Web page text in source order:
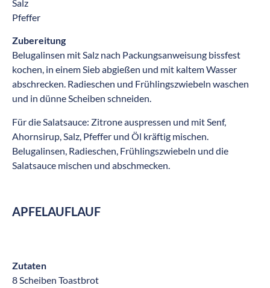
Salz
Pfeffer
Zubereitung
Belugalinsen mit Salz nach Packungsanweisung bissfest
kochen, in einem Sieb abgießen und mit kaltem Wasser
abschrecken. Radieschen und Frühlingszwiebeln waschen
und in dünne Scheiben schneiden.
Für die Salatsauce: Zitrone auspressen und mit Senf,
Ahornsirup, Salz, Pfeffer und Öl kräftig mischen.
Belugalinsen, Radieschen, Frühlingszwiebeln und die
Salatsauce mischen und abschmecken.
APFELAUFLAUF
Zutaten
8 Scheiben Toastbrot